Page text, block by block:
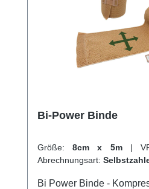
Bi-Power Binde
Größe: 8cm x 5m |
Abrechnungsart:
Bi Power Binde -